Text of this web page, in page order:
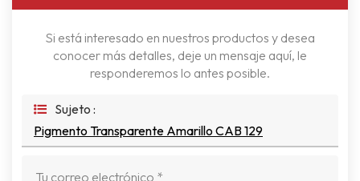
Si está interesado en nuestros productos y desea
conocer más detalles, deje un mensaje aquí, le
responderemos lo antes posible.
Sujeto :
Pigmento Transparente Amarillo CAB 129